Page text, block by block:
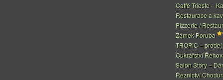
Caffé Trieste –
Restaurace a
Pizzerie /
Zámek Poruba
TROPIC –
Cukrářství
Salon Story –
Řeznictví